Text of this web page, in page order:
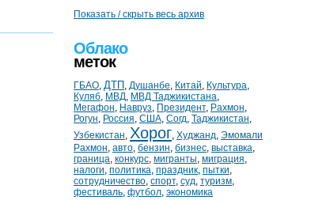
Показать / скрыть весь архив
Облако
меток
ГБАО, ДТП , Душанбе, Китай, Культура,
Куляб, МВД, МВД Таджикистана,
Мегафон, Навруз, Президент, Рахмон,
Рогун, Россия, США, Согд, Таджикистан,
Узбекистан, Хорог, Худжанд, Эмомали
Рахмон, авто, бензин, бизнес, выставка,
граница, конкурс, мигранты, миграция,
налоги, политика, праздник, пытки,
сотрудничество, спорт, суд, туризм,
фестиваль, футбол, экономика